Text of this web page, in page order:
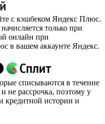
с кэшбеком Яндекс Плюс.
только при
онлайн при
в вашем аккаунте Яндекс.
списываются в течение
не рассрочка, поэтому у
кредитной истории и